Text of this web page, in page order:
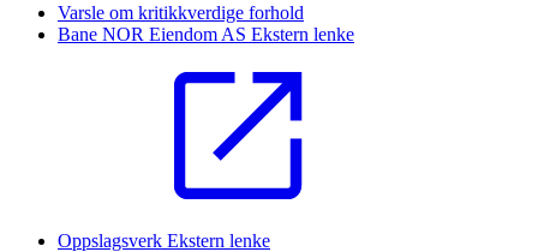
Varsle om kritikkverdige forhold
Bane NOR Eiendom AS Ekstern lenke
Oppslagsverk Ekstern lenke